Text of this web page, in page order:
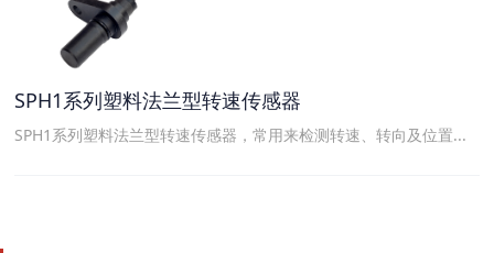
SPH1系列塑料法兰型转速传感器
SPH1系列塑料法兰型转速传感器，常用来检测转速、转向及位置...